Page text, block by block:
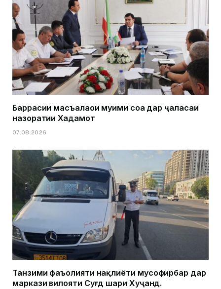
Баррасии масъалаҳои муҳими соҳа дар ҷаласаи
назоратии Хадамот
07.08.2026
Танзими фаъолияти нақлиёти мусофирбар дар
маркази вилояти Суғд шаҳри Хуҷанд.